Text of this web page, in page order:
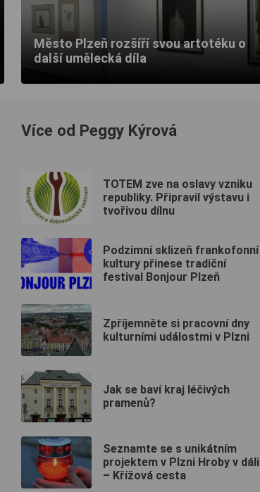
Město Plzeň rozšíří svou artotéku o
další umělecká díla
Více od Peggy Kýrová
TOTEM zve na oslavy vzniku
republiky. Připravil výstavu i
tvořivou dílnu
Podzimní sklizeň frankofonní
kultury přinese tradiční
festival Bonjour Plzeň
Zpříjemněte si pracovní dny
kulturními událostmi v Plzni
Jak se baví kraj léčivých
pramenů?
Seznamte se s unikátním
projektem v Plzni Hroby v dáli
– Křížová cesta